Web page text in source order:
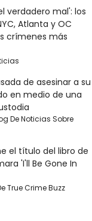
verdadero mal': los
Atlanta y OC
crímenes más
de asesinar a su
en medio de una
De Noticias Sobre
el título del libro de
'I'll Be Gone In
True Crime Buzz